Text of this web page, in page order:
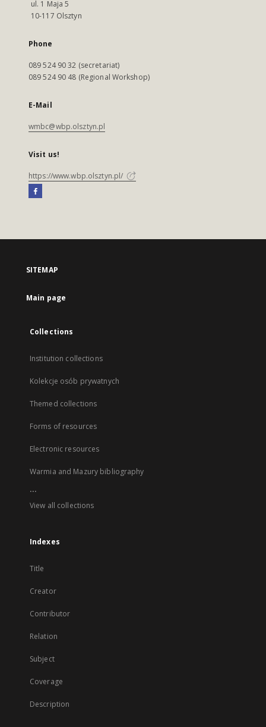
ul. 1 Maja 5
10-117 Olsztyn
Phone
089 524 90 32 (secretariat)
089 524 90 48 (Regional Workshop)
E-Mail
wmbc@wbp.olsztyn.pl
Visit us!
https://www.wbp.olsztyn.pl/
SITEMAP
Main page
Collections
Institution collections
Kolekcje osób prywatnych
Themed collections
Forms of resources
Electronic resources
Warmia and Mazury bibliography
...
View all collections
Indexes
Title
Creator
Contributor
Relation
Subject
Coverage
Description